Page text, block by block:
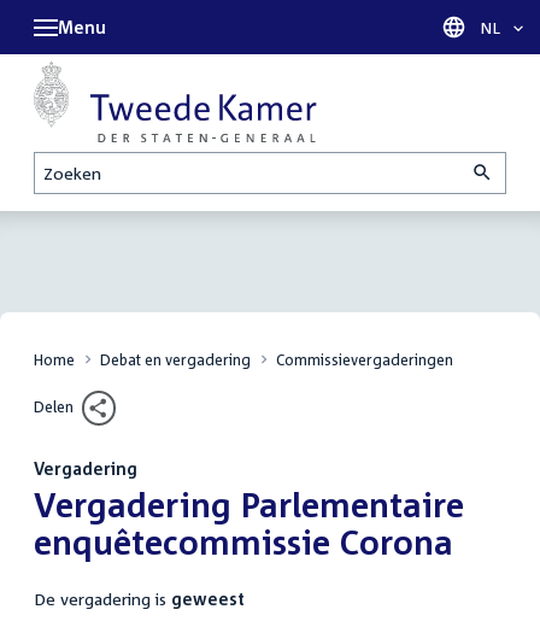
Zoeken
Menu Taal
NL
Home Debat en vergadering Commissievergaderingen
Delen
Vergadering
:Vergadering Parlementaire
enquêtecommissie Corona
De vergadering is geweest